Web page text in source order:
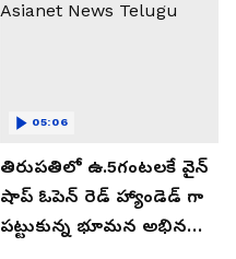
తిరుపతిలో ఉ.5గంటలకే వైన్
షాప్ ఓపెన్ రెడ్ హ్యాండెడ్ గా
పట్టుకున్న భూమన అభినయ్|
05:06